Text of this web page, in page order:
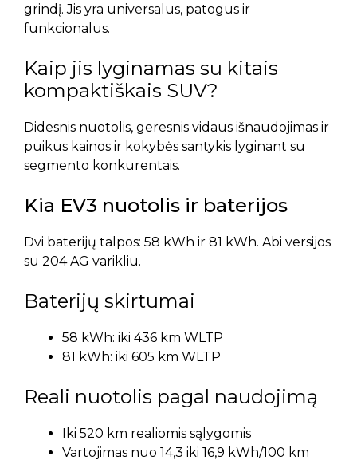
grindį. Jis yra universalus, patogus ir
funkcionalus.
Kaip jis lyginamas su kitais
kompaktiškais SUV?
Didesnis nuotolis, geresnis vidaus išnaudojimas ir
puikus kainos ir kokybės santykis lyginant su
segmento konkurentais.
Kia EV3 nuotolis ir baterijos
Dvi baterijų talpos: 58 kWh ir 81 kWh. Abi versijos
su 204 AG varikliu.
Baterijų skirtumai
58 kWh: iki 436 km WLTP
81 kWh: iki 605 km WLTP
Reali nuotolis pagal naudojimą
Iki 520 km realiomis sąlygomis
Vartojimas nuo 14,3 iki 16,9 kWh/100 km